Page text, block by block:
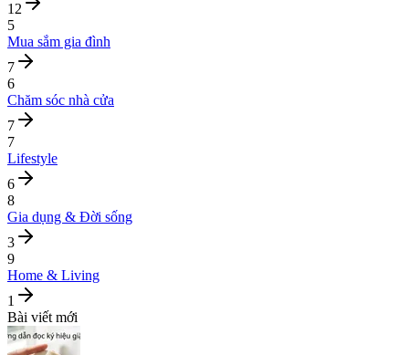
12
5
Mua sắm gia đình
7
6
Chăm sóc nhà cửa
7
7
Lifestyle
6
8
Gia dụng & Đời sống
3
9
Home & Living
1
Bài viết mới